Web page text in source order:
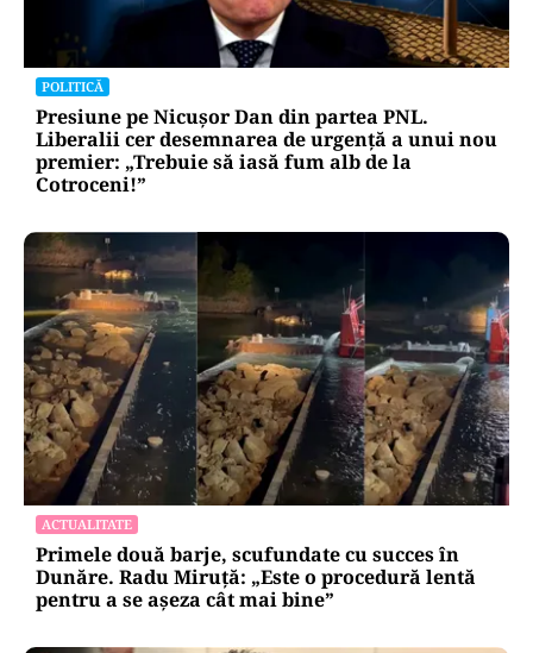
POLITICĂ
Presiune pe Nicușor Dan din partea PNL.
Liberalii cer desemnarea de urgență a unui nou
premier: „Trebuie să iasă fum alb de la
Cotroceni!”
ACTUALITATE
Primele două barje, scufundate cu succes în
Dunăre. Radu Miruță: „Este o procedură lentă
pentru a se așeza cât mai bine”